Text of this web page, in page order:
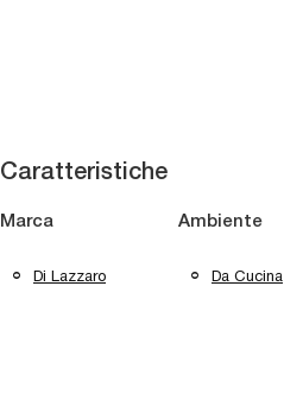
Caratteristiche
Marca
Di Lazzaro
Ambiente
Da Cucina